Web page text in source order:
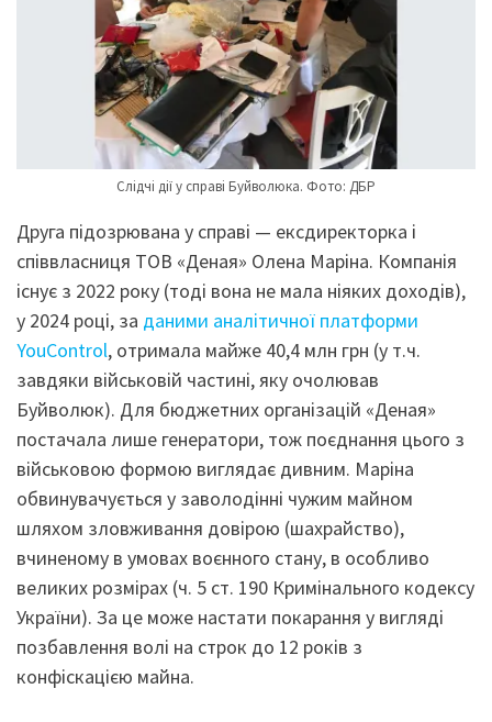
Слідчі дії у справі Буйволюка. Фото: ДБР
Друга підозрювана у справі — ексдиректорка і
співвласниця ТОВ «Деная» Олена Маріна. Компанія
існує з 2022 року (тоді вона не мала ніяких доходів),
у 2024 році, за даними аналітичної платформи
YouControl, отримала майже 40,4 млн грн (у т.ч.
завдяки військовій частині, яку очолював
Буйволюк). Для бюджетних організацій «Деная»
постачала лише генератори, тож поєднання цього з
військовою формою виглядає дивним. Маріна
обвинувачується у заволодінні чужим майном
шляхом зловживання довірою (шахрайство),
вчиненому в умовах воєнного стану, в особливо
великих розмірах (ч. 5 ст. 190 Кримінального кодексу
України). За це може настати покарання у вигляді
позбавлення волі на строк до 12 років з
конфіскацією майна.